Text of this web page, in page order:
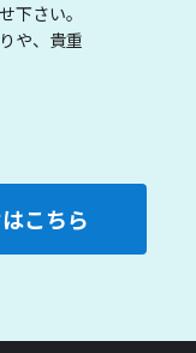
下さい。
や、貴重
こちら